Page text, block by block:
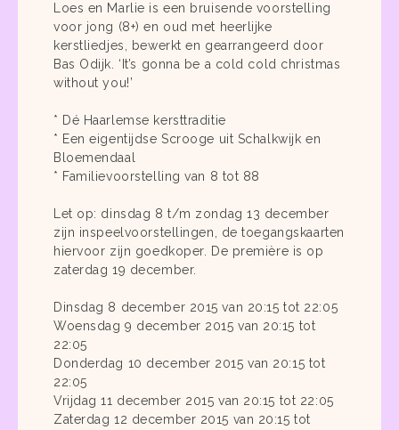
Loes en Marlie is een bruisende voorstelling
voor jong (8+) en oud met heerlijke
kerstliedjes, bewerkt en gearrangeerd door
Bas Odijk. ‘It’s gonna be a cold cold christmas
without you!’
* Dé Haarlemse kersttraditie
* Een eigentijdse Scrooge uit Schalkwijk en
Bloemendaal
* Familievoorstelling van 8 tot 88
Let op: dinsdag 8 t/m zondag 13 december
zijn inspeelvoorstellingen, de toegangskaarten
hiervoor zijn goedkoper. De première is op
zaterdag 19 december.
Dinsdag 8 december 2015 van 20:15 tot 22:05
Woensdag 9 december 2015 van 20:15 tot
22:05
Donderdag 10 december 2015 van 20:15 tot
22:05
Vrijdag 11 december 2015 van 20:15 tot 22:05
Zaterdag 12 december 2015 van 20:15 tot